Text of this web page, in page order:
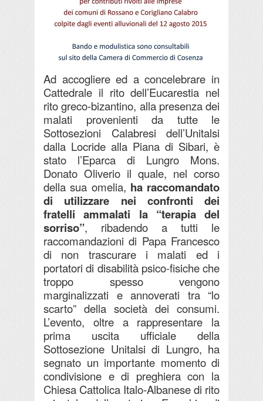
Ad accogliere ed a concelebrare in
Cattedrale il rito dell’Eucarestia nel
rito greco-bizantino, alla presenza dei
malati provenienti da tutte le
Sottosezioni Calabresi dell’Unitalsi
dalla Locride alla Piana di Sibari, è
stato l’Eparca di Lungro Mons.
Donato Oliverio il quale, nel corso
della sua omelia, ha raccomandato
di utilizzare nei confronti dei
fratelli ammalati la “terapia del
sorriso”, ribadendo a tutti le
raccomandazioni di Papa Francesco
di non trascurare i malati ed i
portatori di disabilità psico-fisiche che
troppo spesso vengono
marginalizzati e annoverati tra “lo
scarto” della società dei consumi.
L’evento, oltre a rappresentare la
prima uscita ufficiale della
Sottosezione Unitalsi di Lungro, ha
segnato un importante momento di
condivisione e di preghiera con la
Chiesa Cattolica Italo-Albanese di rito